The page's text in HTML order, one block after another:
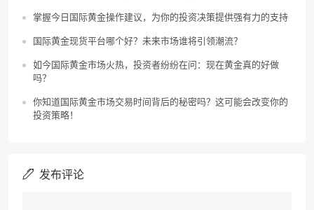
掌握今日国际黄金操作建议，为你的投资决策提供强有力的支持
国际黄金现货平台哪个好？未来市场谁将引领潮流？
如今国际黄金市场火热，投资者纷纷在问：现在黄金真的好做
吗？
你知道国际黄金市场交易时间背后的秘密吗？这可能会改变你的
投资策略！
发布评论